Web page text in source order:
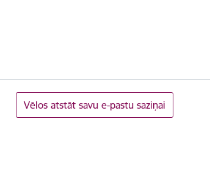
Vēlos atstāt savu e-pastu saziņai